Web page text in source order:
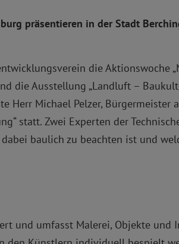
präsentieren in der Stadt
die Aktionswoche
die Ausstellung „Landluft –
Herr Michael Pelzer, Bürgermeister
statt. Zwei Experten der
baulich zu beachten ist und
und umfasst Malerei, Objekte